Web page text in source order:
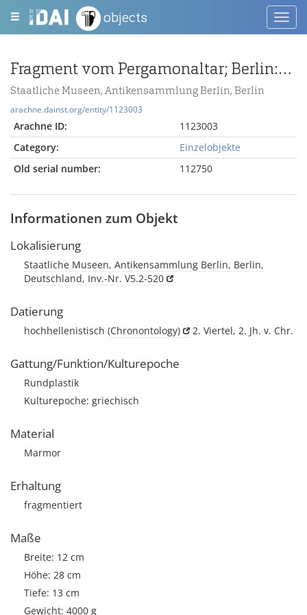
objects
Fragment vom Pergamonaltar; Berlin:Relief / Statue (?), Unterschenkel, Fragment
Staatliche Museen, Antikensammlung Berlin, Berlin
arachne.dainst.org/entity/1123003
Arachne ID:
1123003
Category:
Einzelobjekte
Old serial number:
112750
Informationen zum Objekt
Lokalisierung
Staatliche Museen, Antikensammlung Berlin, Berlin,
Deutschland, Inv.-Nr. V5.2-520
Datierung
hochhellenistisch (Chronontology) 2. Viertel, 2. Jh. v. Chr.
Gattung/Funktion/Kulturepoche
Rundplastik
Kulturepoche: griechisch
Material
Marmor
Erhaltung
fragmentiert
Maße
Breite: 12 cm
Höhe: 28 cm
Tiefe: 13 cm
Gewicht: 4000 g